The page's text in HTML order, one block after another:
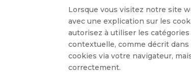
Lorsque vous visitez notre site
avec une explication sur les
autorisez à utiliser les
contextuelle, comme décrit
cookies via votre navigateur,
correctement.